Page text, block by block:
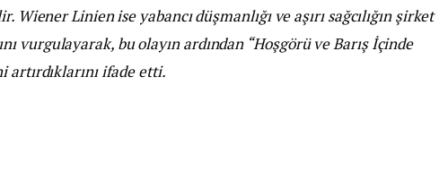
Wiener Linien ise yabancı düşmanlığı ve aşırı sağcılığın şirket
vurgulayarak, bu olayın ardından “Hoşgörü ve Barış İçinde
ifade etti.